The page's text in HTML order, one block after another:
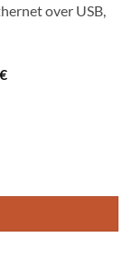
over USB,
€